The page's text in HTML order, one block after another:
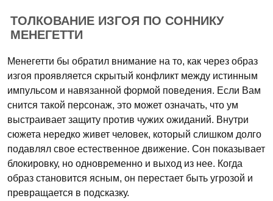
ТОЛКОВАНИЕ ИЗГОЯ ПО СОННИКУ
МЕНЕГЕТТИ
Менегетти бы обратил внимание на то, как через образ
изгоя проявляется скрытый конфликт между истинным
импульсом и навязанной формой поведения. Если Вам
снится такой персонаж, это может означать, что ум
выстраивает защиту против чужих ожиданий. Внутри
сюжета нередко живет человек, который слишком долго
подавлял свое естественное движение. Сон показывает
блокировку, но одновременно и выход из нее. Когда
образ становится ясным, он перестает быть угрозой и
превращается в подсказку.